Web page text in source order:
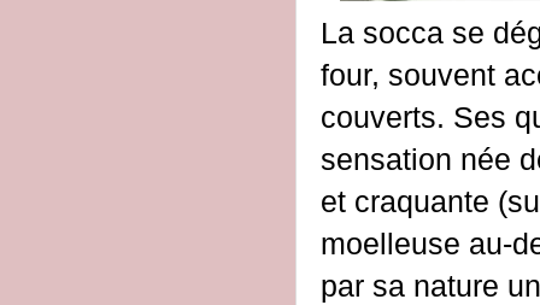
La socca se
four, souvent
couverts. Ses
sensation née
et craquante
moelleuse au-
par sa nature